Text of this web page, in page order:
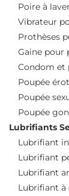
Poire à
Vibrateur
Prothèses
Gaine pour
Condom et
Poupée
Poupée
Poupée
Lubrifiants
Lubrifiant
Lubrifiant
Lubrifiant
Lubrifiant à